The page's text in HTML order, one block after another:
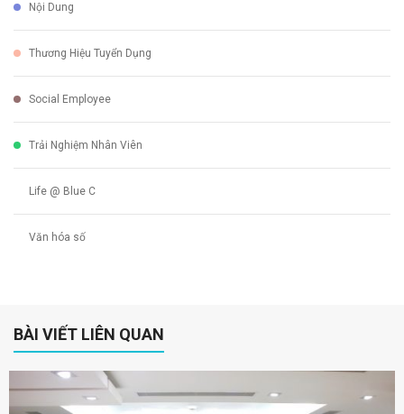
Nội Dung
Thương Hiệu Tuyển Dụng
Social Employee
Trải Nghiệm Nhân Viên
Life @ Blue C
Văn hóa số
BÀI VIẾT LIÊN QUAN